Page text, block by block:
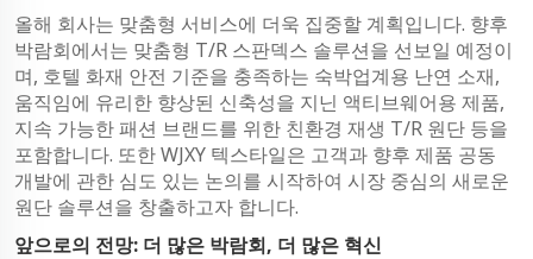
올해 회사는 맞춤형 서비스에 더욱 집중할 계획입니다. 향후
박람회에서는 맞춤형 T/R 스판덱스 솔루션을 선보일 예정이
며, 호텔 화재 안전 기준을 충족하는 숙박업계용 난연 소재,
움직임에 유리한 향상된 신축성을 지닌 액티브웨어용 제품,
지속 가능한 패션 브랜드를 위한 친환경 재생 T/R 원단 등을
포함합니다. 또한 WJXY 텍스타일은 고객과 향후 제품 공동
개발에 관한 심도 있는 논의를 시작하여 시장 중심의 새로운
원단 솔루션을 창출하고자 합니다.
앞으로의 전망: 더 많은 박람회, 더 많은 혁신